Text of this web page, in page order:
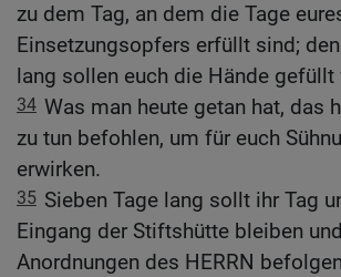
zu dem Tag, an dem die Tage
Einsetzungsopfers erfüllt sind;
lang sollen euch die Hände gefüllt
34 Was man heute getan hat, das
zu tun befohlen, um für euch
erwirken.
35 Sieben Tage lang sollt ihr Tag
Eingang der Stiftshütte bleiben
Anordnungen des HERRN